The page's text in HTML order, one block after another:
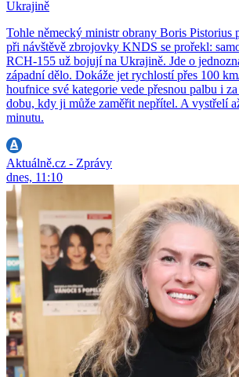
Ukrajině
Tohle německý ministr obrany Boris Pistorius
při návštěvě zbrojovky KNDS se prořekl:
RCH-155 už bojují na Ukrajině. Jde o
západní dělo. Dokáže jet rychlostí přes 100
houfnice své kategorie vede přesnou palbu i
dobu, kdy ji může zaměřit nepřítel. A vystřelí
minutu.
Aktuálně.cz - Zprávy
dnes, 11:10